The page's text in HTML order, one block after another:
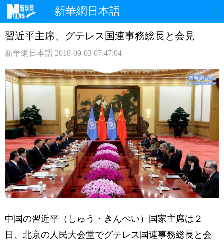
新華網日本語
ホームページ 政治 経済
観光 評論 写真
中日対訳
習近平主席、グテレス国連事務総長と会見
新華網日本語 2018-09-03 07:47:04
中国の習近平（しゅう・きんぺい）国家主席は２
日、北京の人民大会堂でグテレス国連事務総長と会